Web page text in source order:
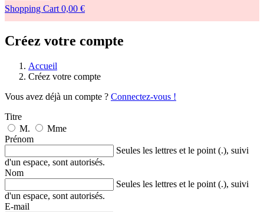
Shopping Cart 0,00 €
Créez votre compte
Accueil
Créez votre compte
Vous avez déjà un compte ? Connectez-vous !
Titre
M.
Mme
Prénom
Seules les lettres et le point (.), suivi
d'un espace, sont autorisés.
Nom
Seules les lettres et le point (.), suivi
d'un espace, sont autorisés.
E-mail